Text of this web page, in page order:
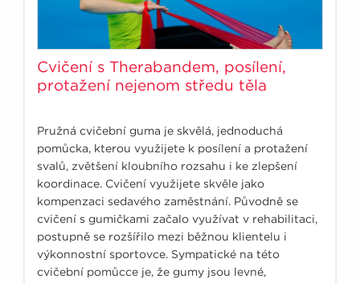
Cvičení s Therabandem, posílení,
protažení nejenom středu těla
Pružná cvičební guma je skvělá, jednoduchá
pomůcka, kterou využijete k posílení a protažení
svalů, zvětšení kloubního rozsahu i ke zlepšení
koordinace. Cvičení využijete skvěle jako
kompenzaci sedavého zaměstnání. Původně se
cvičení s gumičkami začalo využívat v rehabilitaci,
postupně se rozšířilo mezi běžnou klientelu i
výkonnostní sportovce. Sympatické na této
cvičební pomůcce je, že gumy jsou levné,